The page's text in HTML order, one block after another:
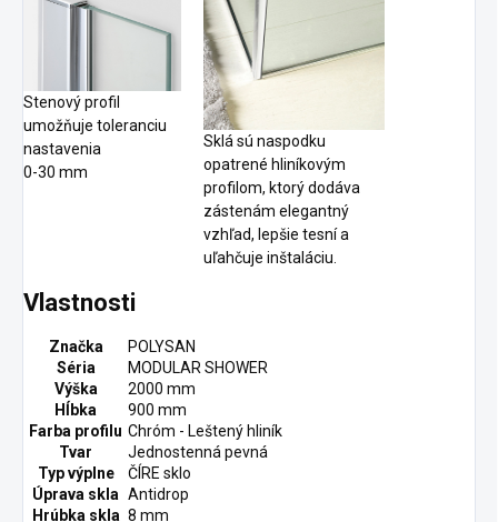
Stenový profil
umožňuje toleranciu
nastavenia
0-30 mm
Sklá sú naspodku
opatrené hliníkovým
profilom, ktorý dodáva
zástenám elegantný
vzhľad, lepšie tesní a
uľahčuje inštaláciu.
Vlastnosti
Značka
POLYSAN
Séria
MODULAR SHOWER
Výška
2000 mm
Hĺbka
900 mm
Farba profilu Chróm - Leštený hliník
Tvar
Jednostenná pevná
Typ výplne
ČÍRE sklo
Úprava skla Antidrop
Hrúbka skla 8 mm